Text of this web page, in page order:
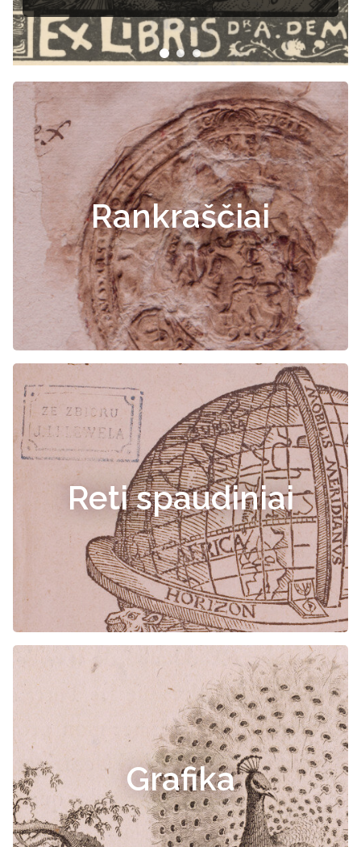
Rankraščiai
Reti spaudiniai
Grafika